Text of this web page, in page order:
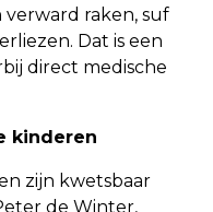
raken, suf
Dat is een
direct medische
kinderen
zijn kwetsbaar
de Winter,